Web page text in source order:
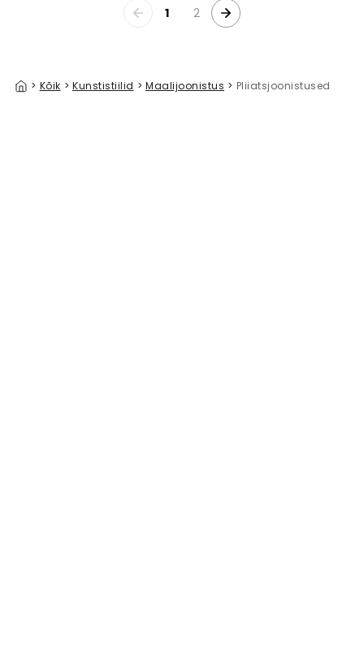
1 2
> Kõik > Kunstistiilid > Maalijoonistus > Pliiatsjoonistused